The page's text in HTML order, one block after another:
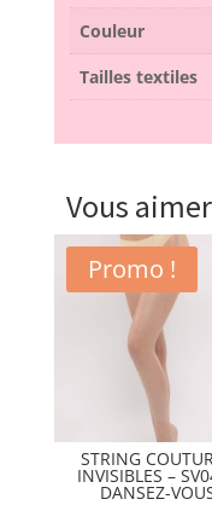
Couleur
Tailles textiles
Vous
Promo !
STRING
INVISIBLES –
DANSEZ-